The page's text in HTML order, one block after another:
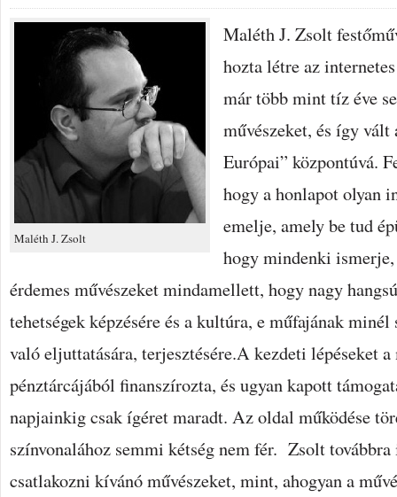
EL
FESTŐMŰVÉSZEKET”?–
INTERJÚ
MALÉTH
ZSOLT
ÉS
FOTÓMŰVÉSSZEL
Maléth J. Zsolt
Maléth J. Zsolt
hozta létre az
már több mint tíz éve
művészeket, és így
Európai” központúvá.
hogy a honlapot olyan
emelje, amely be tud
hogy mindenki ismerje,
érdemes művészeket mindamellett, hogy nagy
tehetségek képzésére és a kultúra, e műfajának minél
való eljuttatására, terjesztésére.A kezdeti lépéseket a
pénztárcájából finanszírozta, és ugyan kapott
napjainkig csak ígéret maradt. Az oldal működése
színvonalához semmi kétség nem fér. Zsolt
csatlakozni kívánó művészeket, mint, ahogyan a